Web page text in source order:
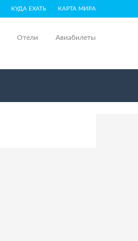
КУДА ЕХАТЬ КАРТА МИРА
Отели Авиабилеты